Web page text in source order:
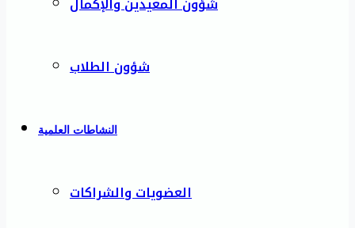
شؤون الطلاب
النشاطات العلمية
العضويات والشراكات